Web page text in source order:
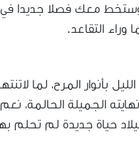
معك فصلا جديدا في
التقاعد.
بأنوار المرح، لما
الجميلة الحالمة،
حياة جديدة لم